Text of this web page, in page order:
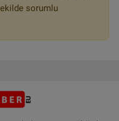
sorumlu